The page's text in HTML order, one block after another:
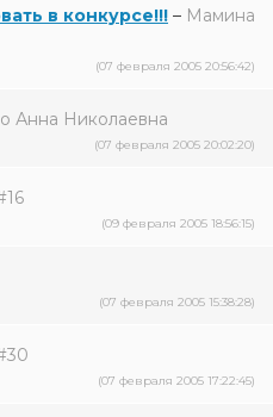
в конкурсе!!! – Мамина
(07 февраля 2005 20:56:42)
Анна Николаевна
(07 февраля 2005 20:02:20)
(09 февраля 2005 18:56:15)
(07 февраля 2005 15:38:28)
(07 февраля 2005 17:22:45)